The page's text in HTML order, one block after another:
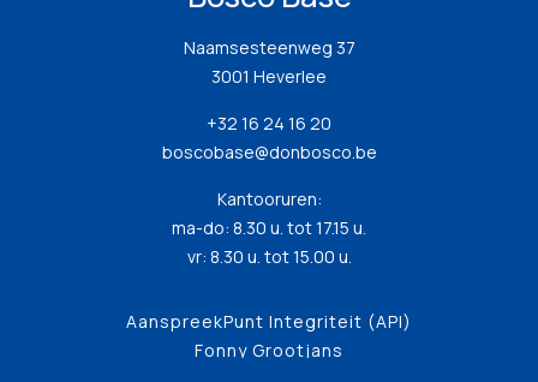
Naamsesteenweg 37
3001 Heverlee
+32 16 24 16 20
boscobase@donbosco.be
Kantooruren:
ma-do: 8.30 u. tot 17.15 u.
vr: 8.30 u. tot 15.00 u.
AanspreekPunt Integriteit (API)
Fonny Grootjans